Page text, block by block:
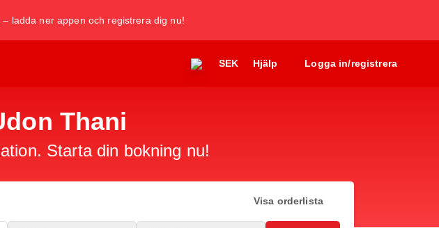
– ladda ner appen och registrera dig nu!
SEK Hjälp Logga in/registrera
Thani
Starta din bokning nu!
Visa orderlista